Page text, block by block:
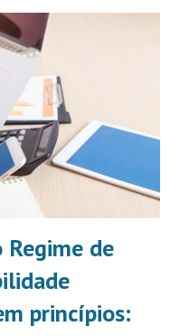
de
princípios: